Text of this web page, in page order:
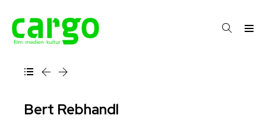
Bert Rebhandl